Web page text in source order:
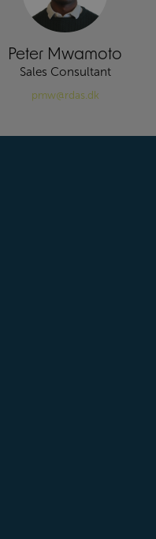
Peter Mwamoto
Sales Consultant
pmw@rdas.dk